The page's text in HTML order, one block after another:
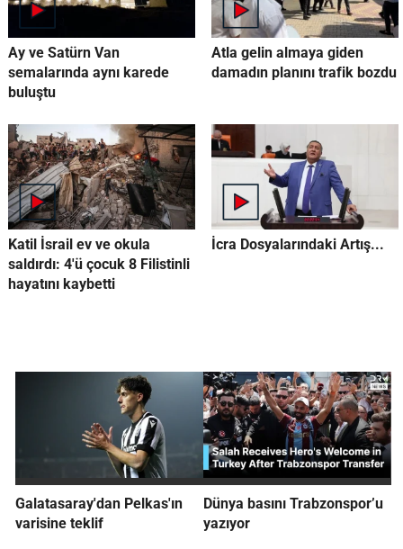
Ay ve Satürn Van
semalarında aynı karede
buluştu
Atla gelin almaya giden
damadın planını trafik bozdu
Katil İsrail ev ve okula
saldırdı: 4'ü çocuk 8 Filistinli
hayatını kaybetti
İcra Dosyalarındaki Artış...
Galatasaray'dan Pelkas'ın
varisine teklif
Dünya basını Trabzonspor’u
yazıyor